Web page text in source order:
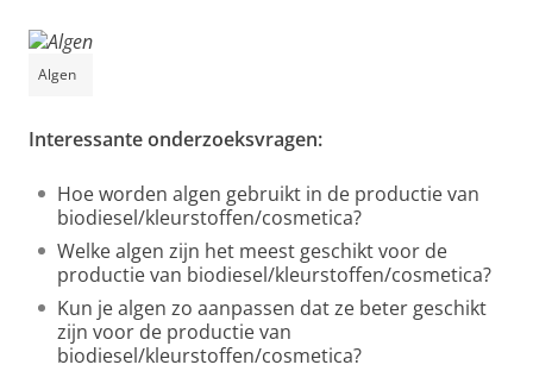
Algen
Interessante onderzoeksvragen:
Hoe worden algen gebruikt in de productie van
biodiesel/kleurstoffen/cosmetica?
Welke algen zijn het meest geschikt voor de
productie van biodiesel/kleurstoffen/cosmetica?
Kun je algen zo aanpassen dat ze beter geschikt
zijn voor de productie van
biodiesel/kleurstoffen/cosmetica?